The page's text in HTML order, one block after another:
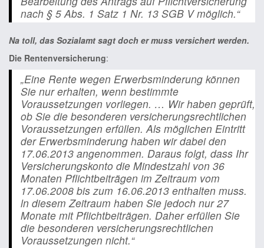
nach § 5 Abs. 1 Satz 1 Nr. 13 SGB V möglich.“
Na toll, das Sozialamt sagt doch er muss versichert werden.
Die Rentenversicherung:
„Eine Rente wegen Erwerbsminderung können
Sie nur erhalten, wenn bestimmte
Voraussetzungen vorliegen. … Wir haben geprüft,
ob Sie die besonderen versicherungsrechtlichen
Voraussetzungen erfüllen. Als möglichen Eintritt
der Erwerbsminderung haben wir dabei den
17.06.2013 angenommen. Daraus folgt, dass Ihr
Versicherungskonto die Mindestzahl von 36
Monaten Pflichtbeiträgen im Zeitraum vom
17.06.2008 bis zum 16.06.2013 enthalten muss.
ln diesem Zeitraum haben Sie jedoch nur 27
Monate mit Pflichtbeiträgen. Daher erfüllen Sie
die besonderen versicherungsrechtlichen
Voraussetzungen nicht.“